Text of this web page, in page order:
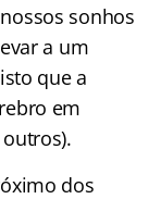
sonhos
a um
que a
em
dos